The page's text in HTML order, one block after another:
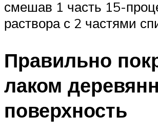
смешав 1 часть 15-
раствора с 2 частями
Правильно
лаком
поверхность